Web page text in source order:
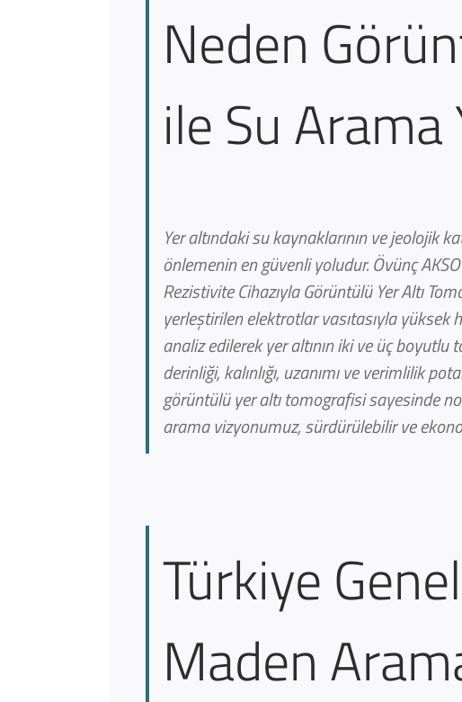
Neden
ile Su Arama
Yer altındaki su kaynaklarının ve jeolojik
önlemenin en güvenli yoludur. Övünç
Rezistivite Cihazıyla Görüntülü Yer Altı
yerleştirilen elektrotlar vasıtasıyla yüksek
analiz edilerek yer altının iki ve üç
derinliği, kalınlığı, uzanımı ve verimlilik
görüntülü yer altı tomografisi sayesinde
arama vizyonumuz, sürdürülebilir ve
Türkiye
Maden